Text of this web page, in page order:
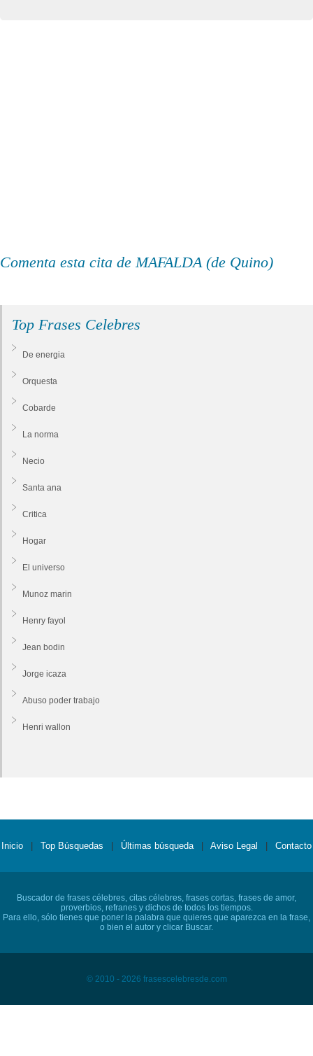
Comenta esta cita de MAFALDA (de Quino)
Top Frases Celebres
De energia
Orquesta
Cobarde
La norma
Necio
Santa ana
Critica
Hogar
El universo
Munoz marin
Henry fayol
Jean bodin
Jorge icaza
Abuso poder trabajo
Henri wallon
Inicio Top Búsquedas Últimas búsqueda Aviso Legal Contacto
Buscador de frases célebres, citas célebres, frases cortas, frases de amor,
proverbios, refranes y dichos de todos los tiempos.
Para ello, sólo tienes que poner la palabra que quieres que aparezca en la frase,
o bien el autor y clicar Buscar.
© 2010 - 2026 frasescelebresde.com